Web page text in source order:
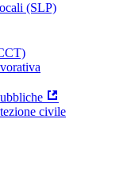
(SLP)
civile